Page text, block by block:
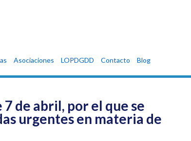
Asociaciones LOPDGDD Contacto Blog
de abril, por el que se
urgentes en materia de